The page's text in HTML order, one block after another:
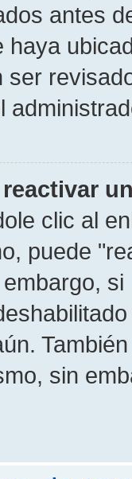
antes
haya
ser
clic al
puede
sin